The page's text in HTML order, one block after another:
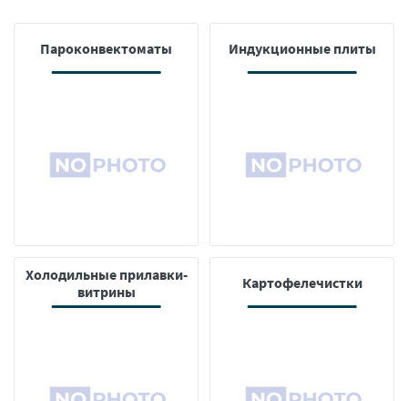
Пароконвектоматы Индукционные плиты
Холодильные прилавки-
витрины
Картофелечистки